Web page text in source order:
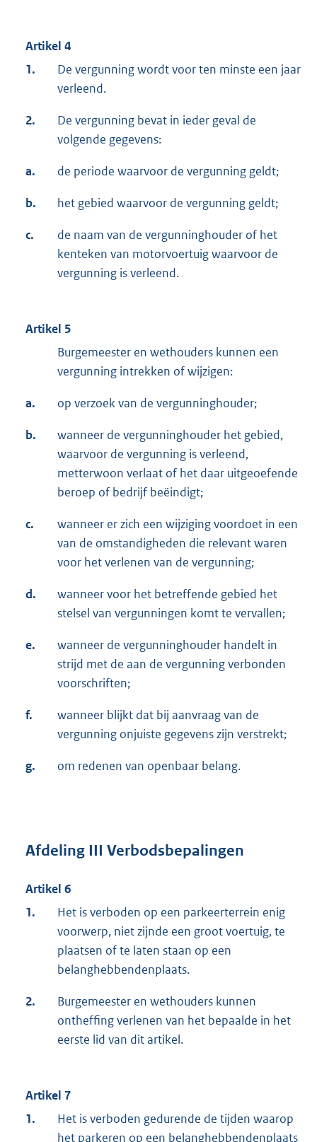
Artikel 4
1.
De vergunning wordt voor ten minste een jaar
verleend.
2.
De vergunning bevat in ieder geval de
volgende gegevens:
a. de periode waarvoor de vergunning geldt;
b. het gebied waarvoor de vergunning geldt;
c.
de naam van de vergunninghouder of het
kenteken van motorvoertuig waarvoor de
vergunning is verleend.
Artikel 5
Burgemeester en wethouders kunnen een
vergunning intrekken of wijzigen:
a. op verzoek van de vergunninghouder;
b.
wanneer de vergunninghouder het gebied,
waarvoor de vergunning is verleend,
metterwoon verlaat of het daar uitgeoefende
beroep of bedrijf beëindigt;
c.
wanneer er zich een wijziging voordoet in een
van de omstandigheden die relevant waren
voor het verlenen van de vergunning;
d.
wanneer voor het betreffende gebied het
stelsel van vergunningen komt te vervallen;
e.
wanneer de vergunninghouder handelt in
strijd met de aan de vergunning verbonden
voorschriften;
f.
wanneer blijkt dat bij aanvraag van de
vergunning onjuiste gegevens zijn verstrekt;
g. om redenen van openbaar belang.
Afdeling III Verbodsbepalingen
Artikel 6
1.
Het is verboden op een parkeerterrein enig
voorwerp, niet zijnde een groot voertuig, te
plaatsen of te laten staan op een
belanghebbendenplaats.
2.
Burgemeester en wethouders kunnen
ontheffing verlenen van het bepaalde in het
eerste lid van dit artikel.
Artikel 7
1.
Het is verboden gedurende de tijden waarop
het parkeren op een belanghebbendenplaats